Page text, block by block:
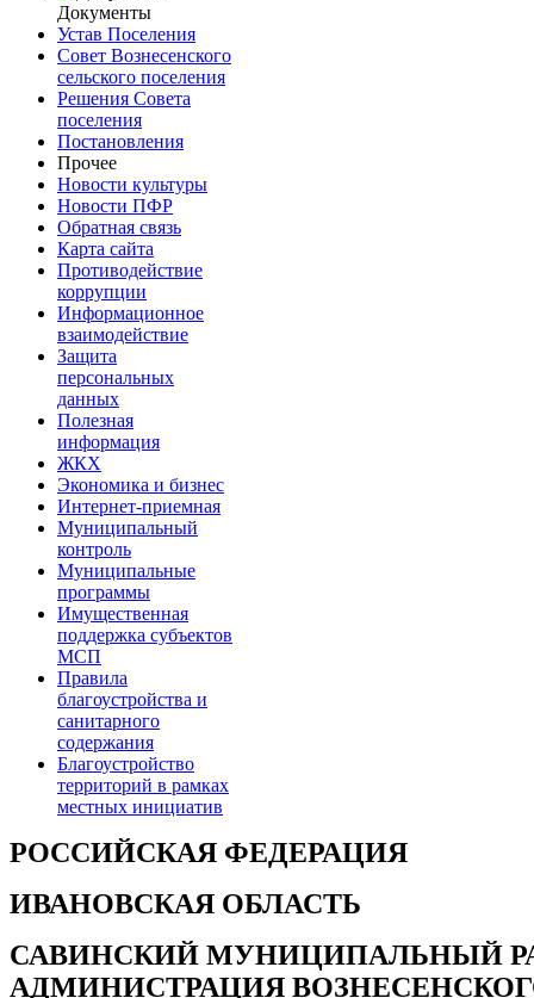
Документы
Устав Поселения
Совет Вознесенского
сельского поселения
Решения Совета
поселения
Постановления
Прочее
Новости культуры
Новости ПФР
Обратная связь
Карта сайта
Противодействие
коррупции
Информационное
взаимодействие
Защита
персональных
данных
Полезная
информация
ЖКХ
Экономика и бизнес
Интернет-приемная
Муниципальный
контроль
Муниципальные
программы
Имущественная
поддержка субъектов
МСП
Правила
благоустройства и
санитарного
содержания
Благоустройство
территорий в рамках
местных инициатив
РОССИЙСКАЯ ФЕДЕРАЦИЯ
ИВАНОВСКАЯ ОБЛАСТЬ
САВИНСКИЙ МУНИЦИПАЛЬНЫЙ
АДМИНИСТРАЦИЯ